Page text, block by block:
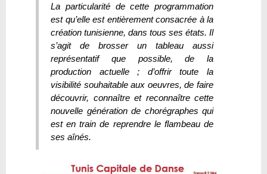
La particularité de cette programmation
est qu’elle est entièrement consacrée à la
création tunisienne, dans tous ses états. Il
s’agit de brosser un tableau aussi
représentatif que possible, de la
production actuelle ; d’offrir toute la
visibilité souhaitable aux oeuvres, de faire
découvrir, connaître et reconnaître cette
nouvelle génération de chorégraphes qui
est en train de reprendre le flambeau de
ses aînés.